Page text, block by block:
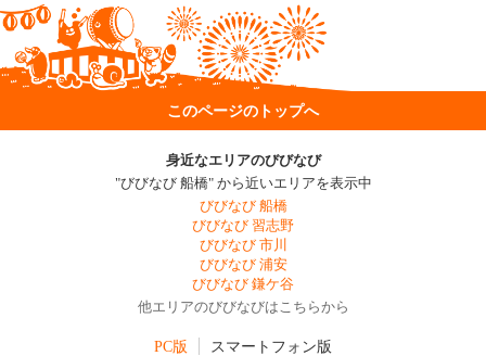
このページのトップへ
身近なエリアのびびなび
"びびなび 船橋" から近いエリアを表示中
びびなび 船橋
びびなび 習志野
びびなび 市川
びびなび 浦安
びびなび 鎌ケ谷
他エリアのびびなびはこちらから
PC版 スマートフォン版